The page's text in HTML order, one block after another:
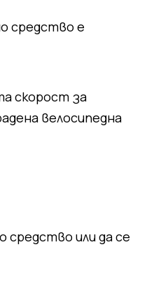
средство е
скорост за
велосипедна
средство или да се